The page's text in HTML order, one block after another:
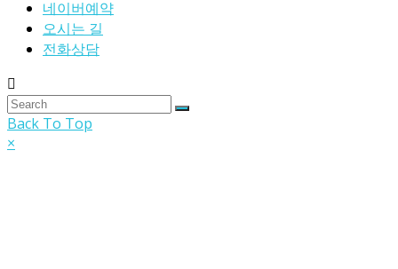
네이버예약
오시는 길
전화상담
Back To Top
×